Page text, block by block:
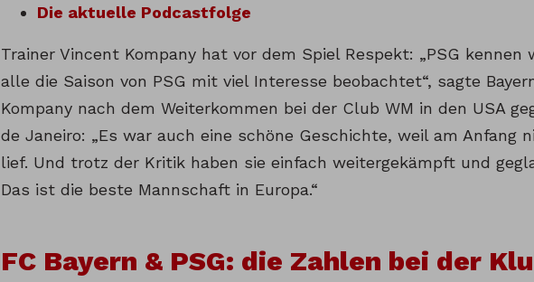
Die aktuelle Podcastfolge
Trainer Vincent Kompany hat vor dem Spiel Respekt: „PSG kennen
alle die Saison von PSG mit viel Interesse beobachtet“, sagte
Kompany nach dem Weiterkommen bei der Club WM in den USA
de Janeiro: „Es war auch eine schöne Geschichte, weil am Anfang
lief. Und trotz der Kritik haben sie einfach weitergekämpft und
Das ist die beste Mannschaft in Europa.“
FC Bayern & PSG: die Zahlen bei der